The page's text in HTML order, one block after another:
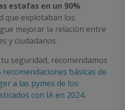
estafas en un 90%.
que explotaban los
mejorar la relación entre
y ciudadanos.
seguridad, recomendamos
recomendaciones básicas de
a las pymes de los
con IA en 2024.